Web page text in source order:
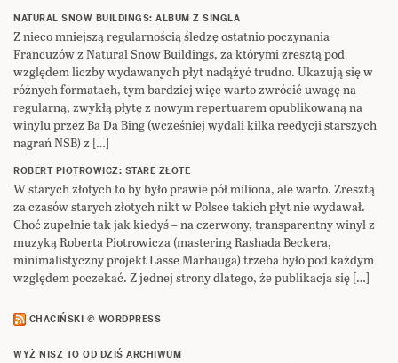
NATURAL SNOW BUILDINGS: ALBUM Z SINGLA
Z nieco mniejszą regularnością śledzę ostatnio poczynania
Francuzów z Natural Snow Buildings, za którymi zresztą pod
względem liczby wydawanych płyt nadążyć trudno. Ukazują się w
różnych formatach, tym bardziej więc warto zwrócić uwagę na
regularną, zwykłą płytę z nowym repertuarem opublikowaną na
winylu przez Ba Da Bing (wcześniej wydali kilka reedycji starszych
nagrań NSB) z […]
ROBERT PIOTROWICZ: STARE ZŁOTE
W starych złotych to by było prawie pół miliona, ale warto. Zresztą
za czasów starych złotych nikt w Polsce takich płyt nie wydawał.
Choć zupełnie tak jak kiedyś – na czerwony, transparentny winyl z
muzyką Roberta Piotrowicza (mastering Rashada Beckera,
minimalistyczny projekt Lasse Marhauga) trzeba było pod każdym
względem poczekać. Z jednej strony dlatego, że publikacja się […]
CHACIŃSKI @ WORDPRESS
WYŻ NISZ TO OD DZIŚ ARCHIWUM